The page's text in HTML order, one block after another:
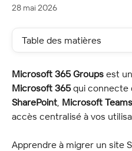
28 mai 2026
Table des matières
Microsoft 365 Groups est
Microsoft 365 qui connecte
SharePoint, Microsoft Teams
accès centralisé à vos
Apprendre à migrer un site